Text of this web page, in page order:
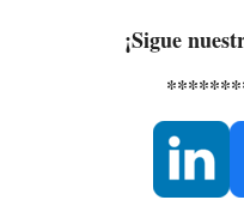
¡Sigue